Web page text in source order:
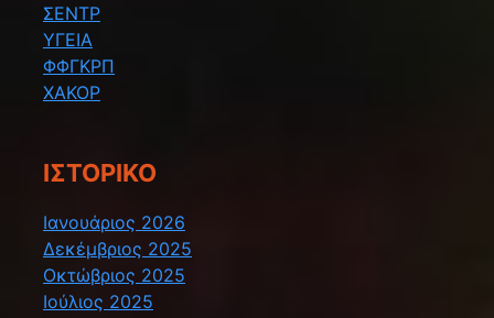
ΣΕΝΤΡ
ΥΓΕΙΑ
ΦΦΓΚΡΠ
ΧΑΚΟΡ
ΙΣΤΟΡΙΚΌ
Ιανουάριος 2026
Δεκέμβριος 2025
Οκτώβριος 2025
Ιούλιος 2025